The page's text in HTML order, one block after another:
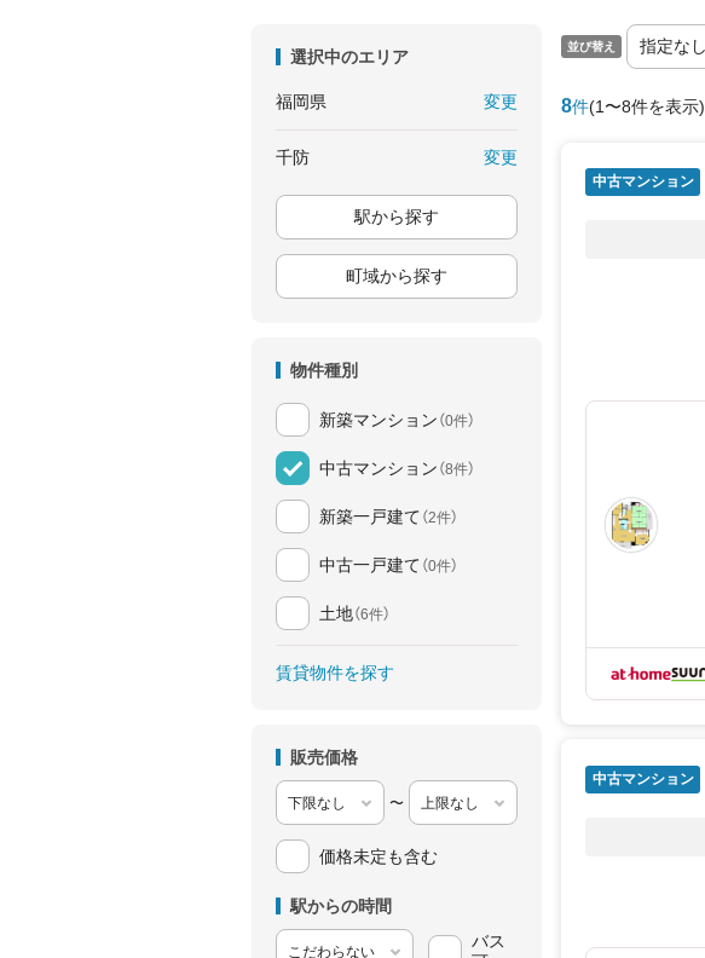
選択中のエリア
福岡県 変更
千防 変更
駅から探す
町域から探す
物件種別
新築マンション （0件）
中古マンション （8件）
新築一戸建て （2件）
中古一戸建て （0件）
土地（6件）
賃貸物件を探す
販売価格
〜
価格未定も含む
駅からの時間
バス
並び替え
8件(1〜8件を表示)
中古マンション
中古マンション